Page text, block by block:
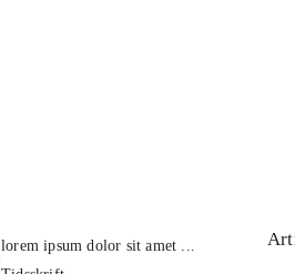
lorem ipsum dolor sit amet ...